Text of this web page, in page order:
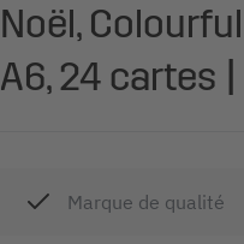
Noël,
A6, 24 cartes |
Marque de qualité